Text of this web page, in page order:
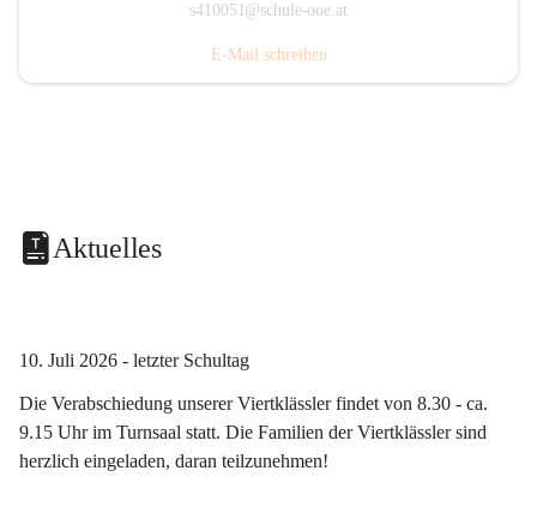
s410051@schule-ooe.at
E-Mail schreiben
Aktuelles
10. Juli 2026 - letzter Schultag
Die Verabschiedung unserer Viertklässler findet von 8.30 - ca.
9.15 Uhr im Turnsaal statt. Die Familien der Viertklässler sind
herzlich eingeladen, daran teilzunehmen!